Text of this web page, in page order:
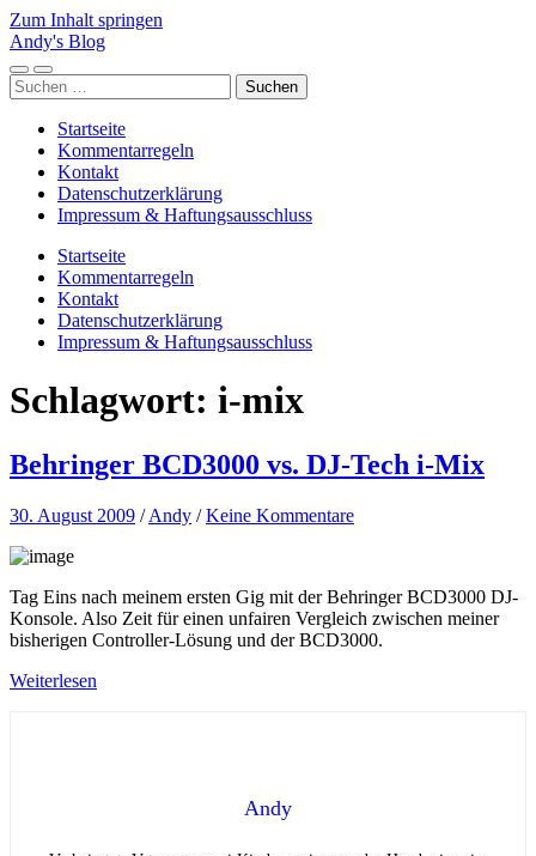
Zum Inhalt springen
Andy's Blog
Mobile-
Menü
Suchfeld
ein-/ausblenden
Suchen
nach:
Startseite
Kommentarregeln
Kontakt
Datenschutzerklärung
Impressum & Haftungsausschluss
Startseite
Kommentarregeln
Kontakt
Datenschutzerklärung
Impressum & Haftungsausschluss
Schlagwort: i-mix
Behringer BCD3000 vs. DJ-Tech i-Mix
30. August 2009 /Andy /Keine Kommentare
Tag Eins nach meinem ersten Gig mit der Behringer BCD3000 DJ-
Konsole. Also Zeit für einen unfairen Vergleich zwischen meiner
bisherigen Controller-Lösung und der BCD3000.
Weiterlesen
Andy